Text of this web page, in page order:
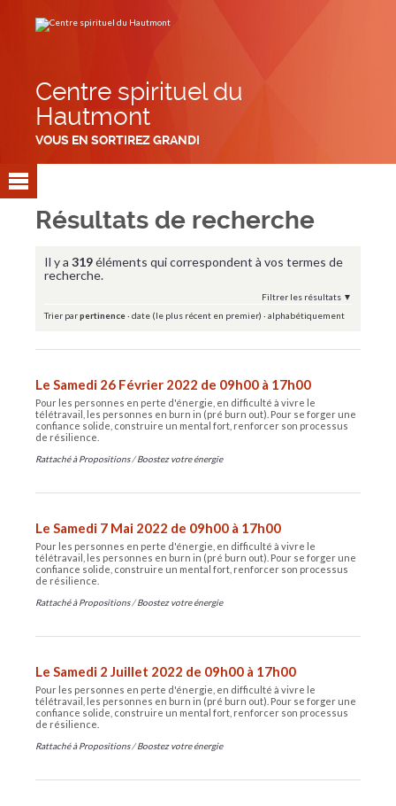
contenu.
Centre spirituel du
Hautmont
VOUS EN SORTIREZ GRANDI
Résultats de recherche
Il y a 319éléments qui correspondent à vos termes de
recherche.
Filtrer les résultats
Trier parpertinence· date (le plus récent en premier) · alphabétiquement
Le Samedi 26 Février 2022 de 09h00 à 17h00
Pour les personnes en perte d'énergie, en difficulté à vivre le
télétravail, les personnes en burn in (pré burn out). Pour se forger une
confiance solide, construire un mental fort, renforcer son processus
de résilience.
Rattaché à Propositions /Boostez votre énergie
Le Samedi 7 Mai 2022 de 09h00 à 17h00
Pour les personnes en perte d'énergie, en difficulté à vivre le
télétravail, les personnes en burn in (pré burn out). Pour se forger une
confiance solide, construire un mental fort, renforcer son processus
de résilience.
Rattaché à Propositions /Boostez votre énergie
Le Samedi 2 Juillet 2022 de 09h00 à 17h00
Pour les personnes en perte d'énergie, en difficulté à vivre le
télétravail, les personnes en burn in (pré burn out). Pour se forger une
confiance solide, construire un mental fort, renforcer son processus
de résilience.
Rattaché à Propositions /Boostez votre énergie